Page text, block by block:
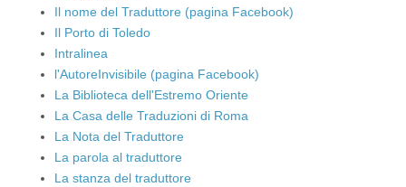
Il nome del Traduttore (pagina Facebook)
Il Porto di Toledo
Intralinea
l'AutoreInvisibile (pagina Facebook)
La Biblioteca dell'Estremo Oriente
La Casa delle Traduzioni di Roma
La Nota del Traduttore
La parola al traduttore
La stanza del traduttore